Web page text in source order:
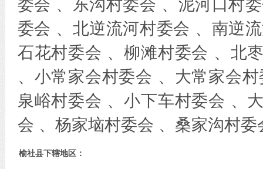
委会 、东沟村委会 、泥河口村
委会 、北逆流河村委会 、南逆
石花村委会 、柳滩村委会 、北
、小常家会村委会 、大常家会
泉峪村委会 、小下车村委会 、
会 、杨家垴村委会 、桑家沟村委
榆社县下辖地区：